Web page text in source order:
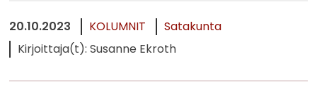
20.10.2023 KOLUMNIT
Satakunta
Kirjoittaja(t): Susanne Ekroth